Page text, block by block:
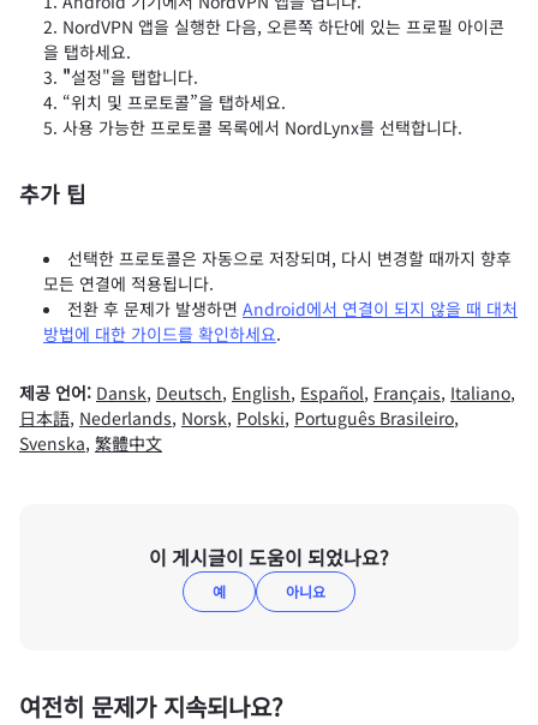
NordVPN 앱을 실행한 다음, 오른쪽 하단에 있는 프로필 아이콘
을 탭하세요.
"설정"을 탭합니다.
“위치 및 프로토콜”을 탭하세요.
사용 가능한 프로토콜 목록에서 NordLynx를 선택합니다.
추가 팁
선택한 프로토콜은 자동으로 저장되며, 다시 변경할 때까지 향후
모든 연결에 적용됩니다.
전환 후 문제가 발생하면 Android에서 연결이 되지 않을 때 대처
방법에 대한 가이드를 확인하세요.
제공 언어: Dansk, Deutsch, English, Español, Français, Italiano,
日本語, Nederlands, Norsk, Polski, Português Brasileiro,
Svenska, 繁體中文
이 게시글이 도움이 되었나요?
예 아니요
여전히 문제가 지속되나요?